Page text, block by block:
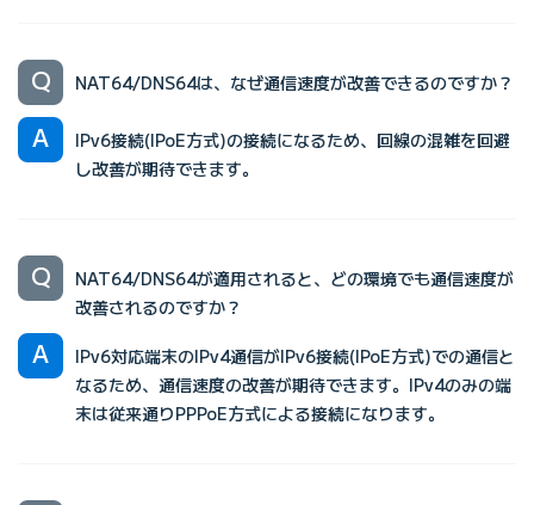
NAT64/DNS64は、なぜ通信速度が改善できるのですか？
IPv6接続(IPoE方式)の接続になるため、回線の混雑を回避
し改善が期待できます。
NAT64/DNS64が適用されると、どの環境でも通信速度が
改善されるのですか？
IPv6対応端末のIPv4通信がIPv6接続(IPoE方式)での通信と
なるため、通信速度の改善が期待できます。IPv4のみの端
末は従来通りPPPoE方式による接続になります。